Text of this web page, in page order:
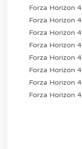
Forza Horizon
Forza Horizon
Forza Horizon
Forza Horizon
Forza Horizon
Forza Horizon
Forza Horizon
Forza Horizon